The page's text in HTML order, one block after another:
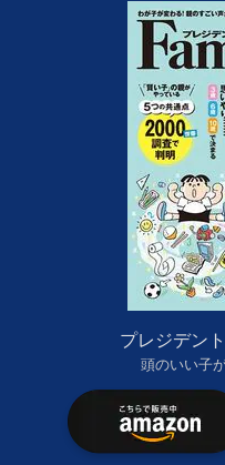
プレジデン
頭のいい子